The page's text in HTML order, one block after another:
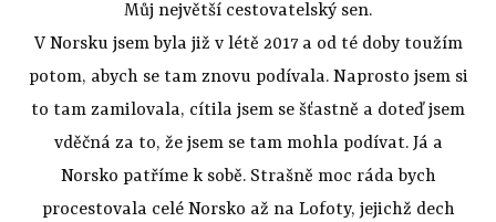
Můj největší cestovatelský sen.
V Norsku jsem byla již v létě 2017 a od té doby toužím
potom, abych se tam znovu podívala. Naprosto jsem si
to tam zamilovala, cítila jsem se šťastně a doteď jsem
vděčná za to, že jsem se tam mohla podívat. Já a
Norsko patříme k sobě. Strašně moc ráda bych
procestovala celé Norsko až na Lofoty, jejichž dech